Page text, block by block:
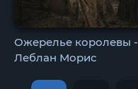
Ожерелье королевы -
Леблан Морис